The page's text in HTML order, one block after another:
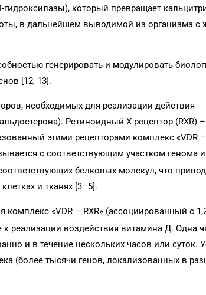
который превращает
в дальнейшем выводимой из организма с
генерировать и модулировать
[12, 13].
необходимых для реализации действия
Ретиноидный X-рецептор (RXR)
этими рецепторами комплекс «VDR –
с соответствующим участком генома и
белковых молекул, что
и тканях [3–5].
«VDR – RXR» (ассоциированный с
воздействия витамина Д. Одна
и в течение нескольких часов или суток.
(более тысячи генов, локализованных в